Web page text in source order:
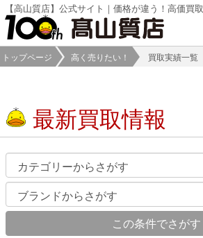
【高山質店】公式サイト｜価格が違う！高価買
トップページ 高く売りたい！ 買取実績一覧
最新買取情報
この条件でさがす